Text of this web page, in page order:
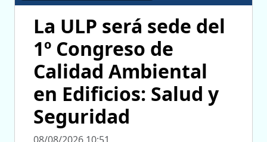
La ULP será sede del
1º Congreso de
Calidad Ambiental
en Edificios: Salud y
Seguridad